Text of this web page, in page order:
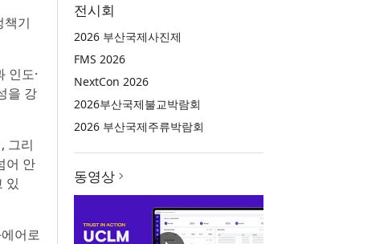
책기
인도·
을 강
그리
어 안
있
어로
전시회
2026 부산국제사진제
FMS 2026
NextCon 2026
2026부산국제불교박람회
2026 부산국제주류박람회
동영상